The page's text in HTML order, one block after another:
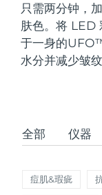
只需两分钟，
肤色。将 LED
于一身的UFO
水分并减少皱纹
全部 仪器
痘肌&瑕疵
FAQ™ Dual
美国
英国
法国
德国